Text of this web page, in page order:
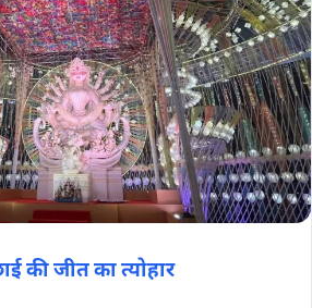
की जीत का त्योहार